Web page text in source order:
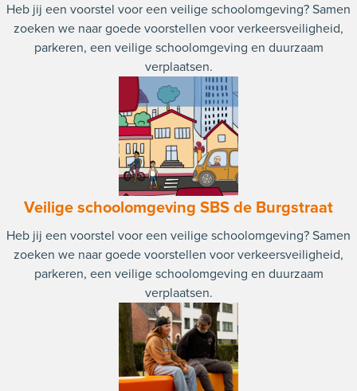
Heb jij een voorstel voor een veilige schoolomgeving? Samen
zoeken we naar goede voorstellen voor verkeersveiligheid,
parkeren, een veilige schoolomgeving en duurzaam
verplaatsen.
Veilige schoolomgeving SBS de Burgstraat
Heb jij een voorstel voor een veilige schoolomgeving? Samen
zoeken we naar goede voorstellen voor verkeersveiligheid,
parkeren, een veilige schoolomgeving en duurzaam
verplaatsen.